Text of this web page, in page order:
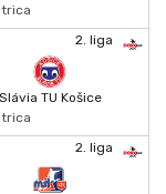
2. liga
Slávia TU Košice
2. liga